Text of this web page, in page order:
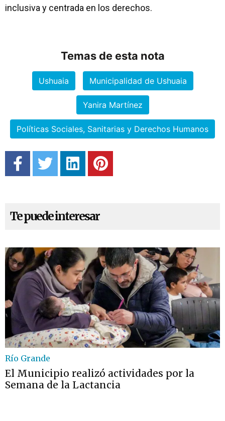
inclusiva y centrada en los derechos.
Temas de esta nota
Ushuaia Municipalidad de Ushuaia
Yanira Martínez
Políticas Sociales, Sanitarias y Derechos Humanos
Te puede interesar
Río Grande
El Municipio realizó actividades por la
Semana de la Lactancia